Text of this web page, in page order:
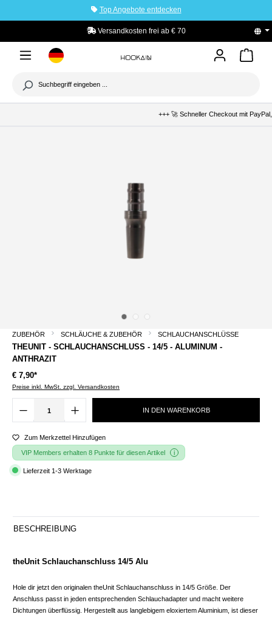
Top Angebote entdecken
Versandkosten frei ab € 70
+++ 🚀 Schneller Checkout mit
ZUBEHÖR SCHLÄUCHE & ZUBEHÖR SCHLAUCHANSCHLÜSSE
THEUNIT - SCHLAUCHANSCHLUSS - 14/5 - ALUMINUM -
ANTHRAZIT
€ 7,90*
Preise inkl. MwSt. zzgl. Versandkosten
IN DEN WARENKORB
Zum Merkzettel Hinzufügen
VIP Members erhalten 8 Punkte für diesen Artikel
Lieferzeit 1-3 Werktage
BESCHREIBUNG
theUnit Schlauchanschluss 14/5 Alu
Hole dir jetzt den originalen theUnit Schlauchanschluss in 14/5 Größe. Der
Anschluss passt in jeden entsprechenden Schlauchadapter und macht weitere
Dichtungen überflüssig. Hergestellt aus langlebigem eloxiertem Aluminium, ist dieser